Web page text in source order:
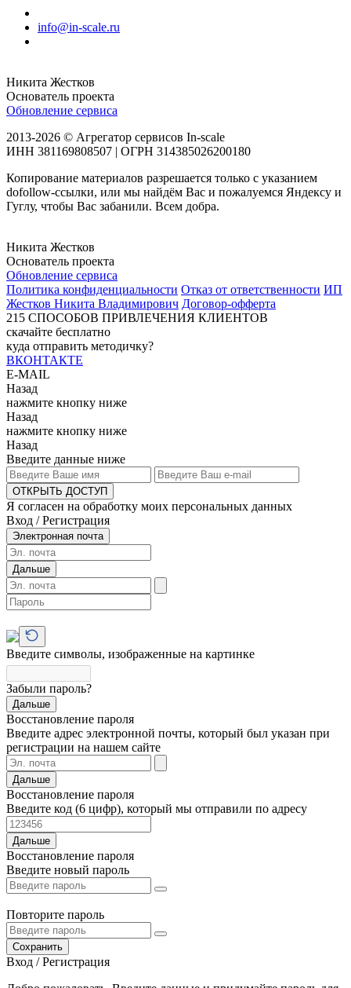
info@in-scale.ru
Никита Жестков
Основатель проекта
Обновление сервиса
2013-2026 © Агрегатор сервисов In-scale
ИНН 381169808507 | ОГРН 314385026200180
Копирование материалов разрешается только с указанием
dofollow-ссылки, или мы найдём Вас и пожалуемся Яндексу и
Гуглу, чтобы Вас забанили. Всем добра.
Никита Жестков
Основатель проекта
Обновление сервиса
Политика конфиденциальности Отказ от ответственности ИП
Жестков Никита Владимирович Договор-офферта
215 СПОСОБОВ ПРИВЛЕЧЕНИЯ КЛИЕНТОВ
скачайте бесплатно
куда отправить методичку?
ВКОНТАКТЕ
E-MAIL
Назад
нажмите кнопку ниже
Назад
нажмите кнопку ниже
Назад
Введите данные ниже
ОТКРЫТЬ ДОСТУП
Я согласен на обработку моих персональных данных
Вход / Регистрация
Электронная почта
Дальше
Введите символы, изображенные на картинке
Забыли пароль?
Дальше
Восстановление пароля
Введите адрес электронной почты, который был указан при
регистрации на нашем сайте
Дальше
Восстановление пароля
Введите код (6 цифр), который мы отправили по адресу
Дальше
Восстановление пароля
Введите новый пароль
Повторите пароль
Сохранить
Вход / Регистрация